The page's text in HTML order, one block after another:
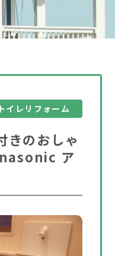
トイレリフォーム
きのおしゃ
ア